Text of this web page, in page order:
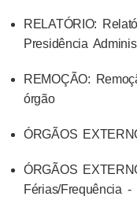
RELATÓRIO:
Presidência
REMOÇÃO:
órgão
ÓRGÃOS
ÓRGÃOS
Férias/Frequência